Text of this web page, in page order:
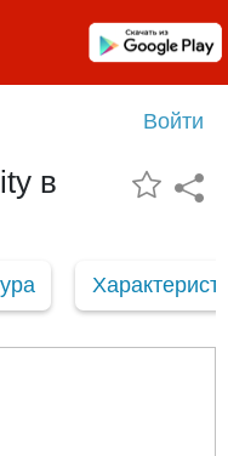
Войти
в